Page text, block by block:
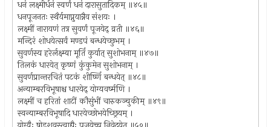
धनं लक्ष्मीर्धनं स्वर्णं धनं दारासुतादिकम् ॥४५॥
धनपूजनतः स्थैर्यमाप्नुयान्नैव संशयः ।
लक्ष्मीं नारायणं तत्र सुवर्णं पूजयेद् व्रती ॥४६॥
मन्दिरं शोधयेत्सर्वं मण्डपं बन्धयेच्छुभम् ।
सुवर्णस्य हरेर्लक्ष्म्या मूर्तिं कुर्यात् सुशोभनाम् ॥४७॥
तिलकं धारयेत् कृष्णं कुंकुमेन सुशोभनाम् ।
सुवर्णप्रान्तरचितं पटकं शीर्ष्णि बन्धयेत् ॥४८॥
अन्याम्बरविभूषाश्च धारयेद् योग्यवर्ष्मणि ।
लक्ष्मीं च हरितां शाटीं कौसुंभीं चारुकञ्चुकीम् ॥४९॥
स्वन्याम्बरविभूषादि धारयेच्छोभयेच्छ्रियम् ।